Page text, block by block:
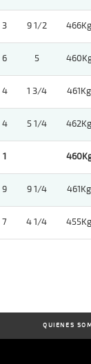
3 9 1/2
6 5
4 1 3/4
4 5 1/4
1
9 9 1/4
7 4 1/4
QUIENES